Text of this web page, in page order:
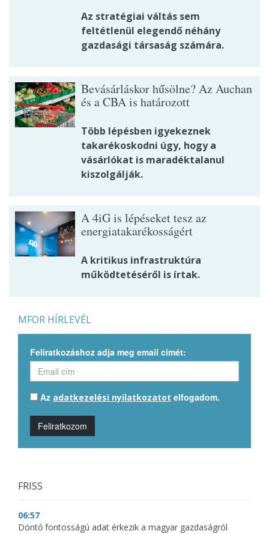
Az stratégiai váltás sem
feltétlenül elegendő néhány
gazdasági társaság számára.
Bevásárláskor hűsölne? Az Auchan
és a CBA is határozott
Több lépésben igyekeznek
takarékoskodni úgy, hogy a
vásárlókat is maradéktalanul
kiszolgálják.
A 4iG is lépéseket tesz az
energiatakarékosságért
A kritikus infrastruktúra
működtetéséről is írtak.
MFOR HÍRLEVÉL
Feliratkozáshoz adja meg email címét:
Az adatkezelési nyilatkozatot elfogadom.
Feliratkozom
FRISS
06:57
Döntő fontosságú adat érkezik a magyar gazdaságról